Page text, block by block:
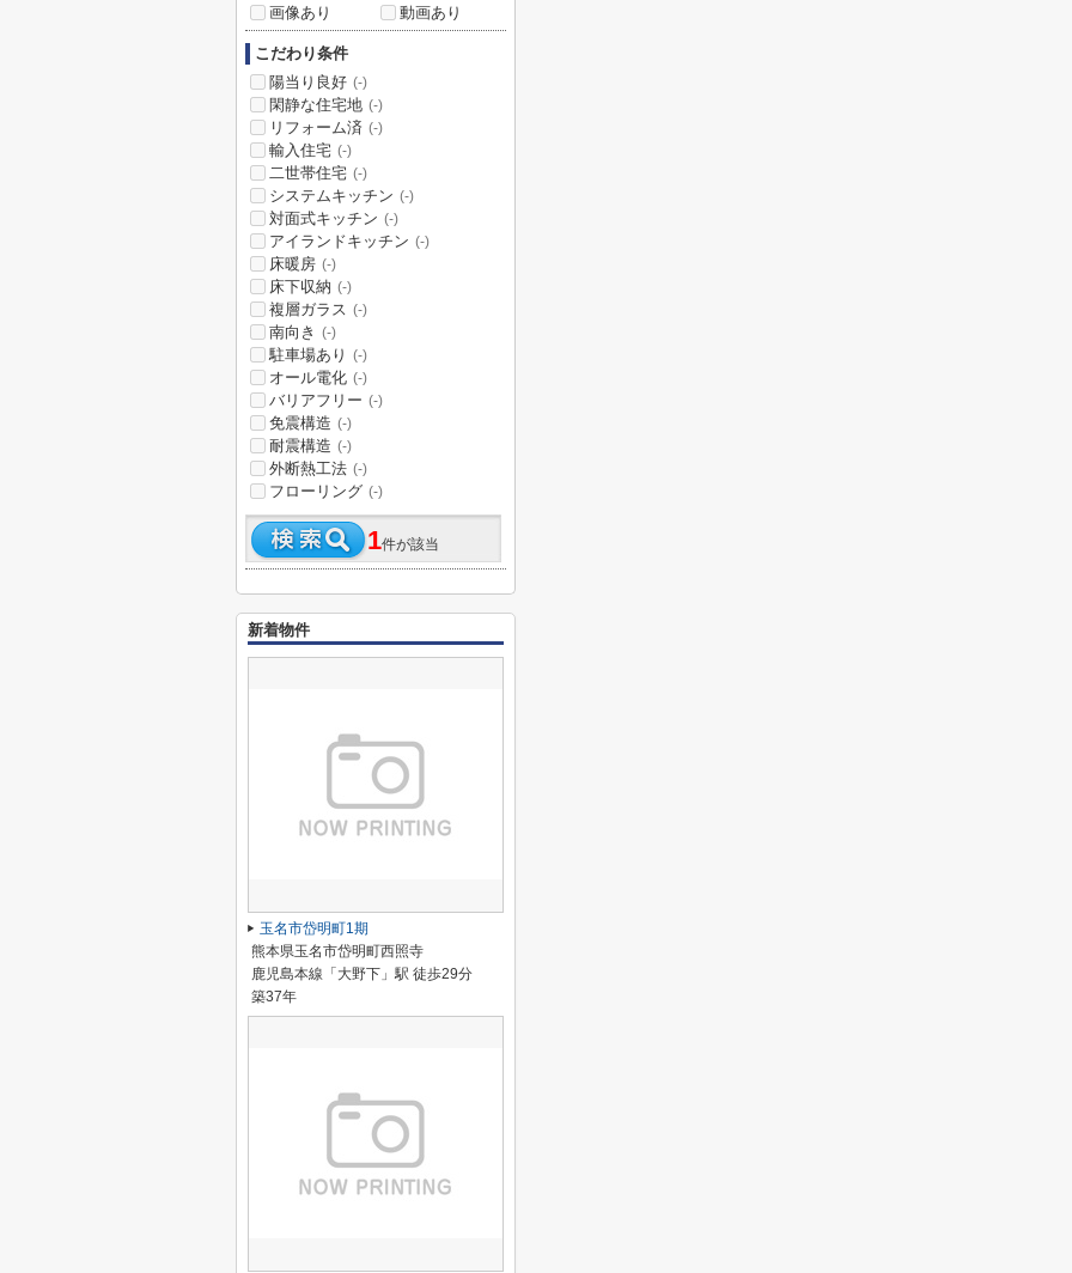
画像あり
動画あり
こだわり条件
陽当り良好 (-)
閑静な住宅地 (-)
リフォーム済 (-)
輸入住宅 (-)
二世帯住宅 (-)
システムキッチン (-)
対面式キッチン (-)
アイランドキッチン (-)
床暖房 (-)
床下収納 (-)
複層ガラス (-)
南向き (-)
駐車場あり (-)
オール電化 (-)
バリアフリー (-)
免震構造 (-)
耐震構造 (-)
外断熱工法 (-)
フローリング (-)
1件が該当
新着物件
玉名市岱明町1期
熊本県玉名市岱明町西照寺
鹿児島本線「大野下」駅 徒歩29分
築37年